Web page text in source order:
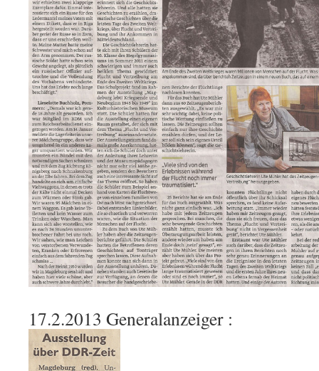
17.2.2013 Generalanzeiger :